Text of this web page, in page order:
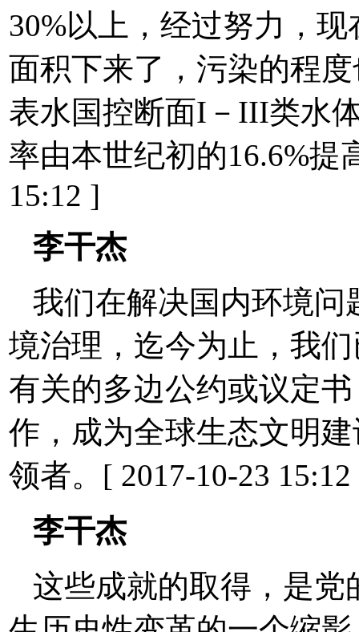
30%以上，经过努力，
面积下来了，污染的程
表水国控断面I－III类水
率由本世纪初的16.6%提
15:12 ]
李干杰
我们在解决国内环境
境治理，迄今为止，我
有关的多边公约或议定
作，成为全球生态文明
领者。[ 2017-10-23
李干杰
这些成就的取得，是